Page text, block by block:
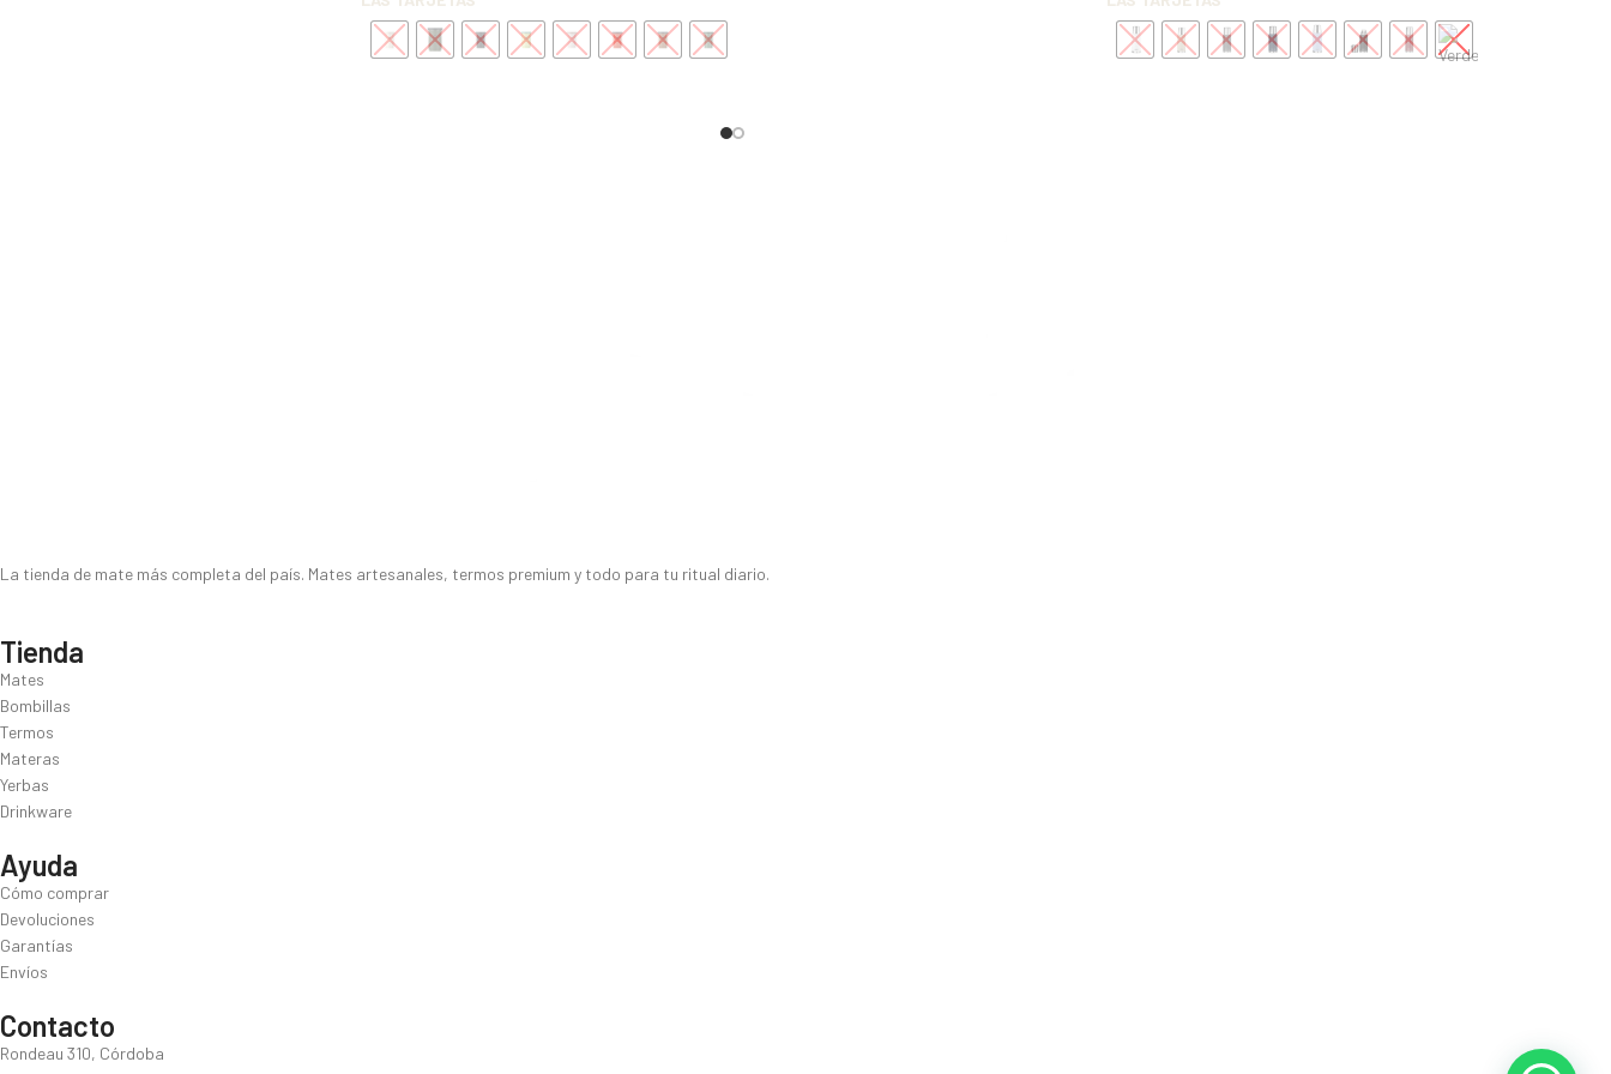
La tienda de mate más completa del país. Mates artesanales, termos premium y todo para tu ritual diario.
Tienda
Mates
Bombillas
Termos
Materas
Yerbas
Drinkware
Ayuda
Cómo comprar
Devoluciones
Garantías
Envíos
Contacto
Rondeau 310, Córdoba